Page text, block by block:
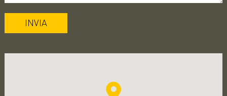
INVIA